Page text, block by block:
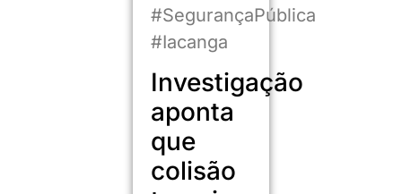
#SegurançaPública
#Iacanga
Investigação
aponta
que
colisão